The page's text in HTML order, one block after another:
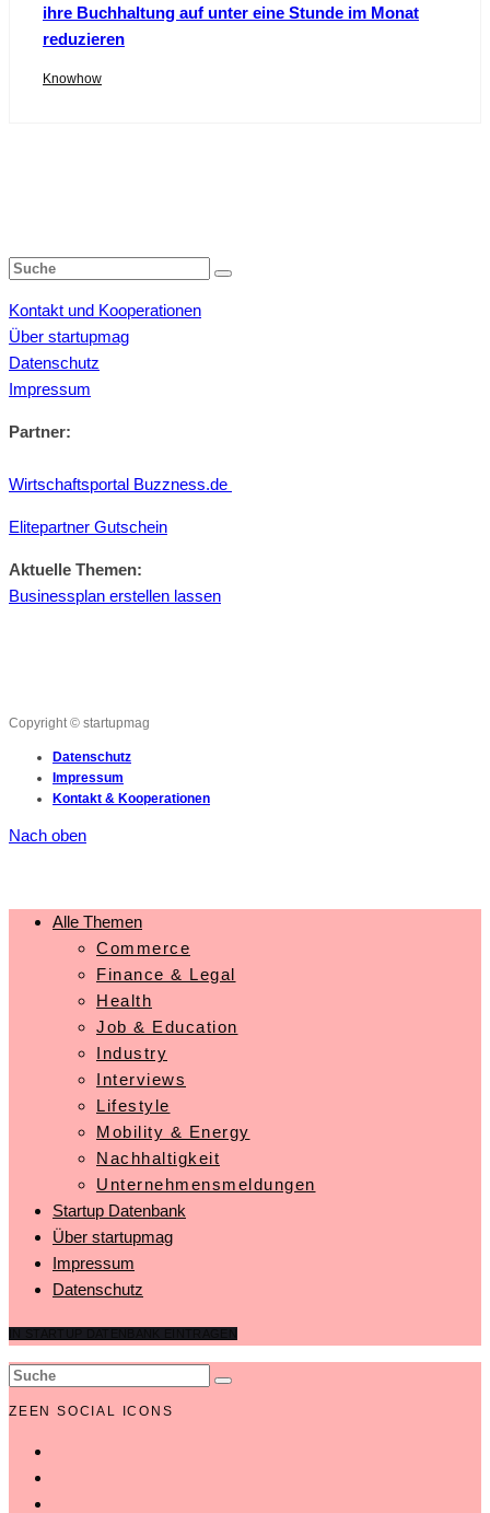
ihre Buchhaltung auf unter eine Stunde im Monat
reduzieren
Knowhow
Kontakt und Kooperationen
Über startupmag
Datenschutz
Impressum
Partner:
Wirtschaftsportal Buzzness.de
Elitepartner Gutschein
Aktuelle Themen:
Businessplan erstellen lassen
Copyright © startupmag
Datenschutz
Impressum
Kontakt & Kooperationen
Nach oben
Alle Themen
Commerce
Finance & Legal
Health
Job & Education
Industry
Interviews
Lifestyle
Mobility & Energy
Nachhaltigkeit
Unternehmensmeldungen
Startup Datenbank
Über startupmag
Impressum
Datenschutz
ZEEN SOCIAL ICONS